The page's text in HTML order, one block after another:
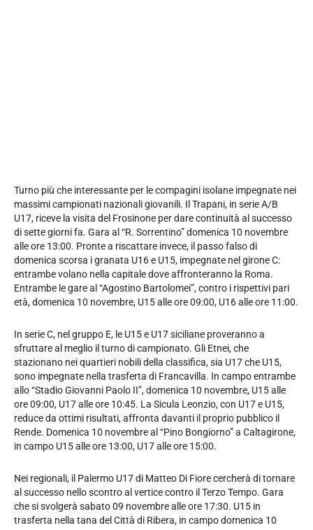
Turno più che interessante per le compagini isolane impegnate nei
massimi campionati nazionali giovanili. Il Trapani, in serie A/B
U17, riceve la visita del Frosinone per dare continuità al successo
di sette giorni fa. Gara al “R. Sorrentino” domenica 10 novembre
alle ore 13:00. Pronte a riscattare invece, il passo falso di
domenica scorsa i granata U16 e U15, impegnate nel girone C:
entrambe volano nella capitale dove affronteranno la Roma.
Entrambe le gare al “Agostino Bartolomei”, contro i rispettivi pari
età, domenica 10 novembre, U15 alle ore 09:00, U16 alle ore 11:00.
In serie C, nel gruppo E, le U15 e U17 siciliane proveranno a
sfruttare al meglio il turno di campionato. Gli Etnei, che
stazionano nei quartieri nobili della classifica, sia U17 che U15,
sono impegnate nella trasferta di Francavilla. In campo entrambe
allo “Stadio Giovanni Paolo II”, domenica 10 novembre, U15 alle
ore 09:00, U17 alle ore 10:45. La Sicula Leonzio, con U17 e U15,
reduce da ottimi risultati, affronta davanti il proprio pubblico il
Rende. Domenica 10 novembre al “Pino Bongiorno” a Caltagirone,
in campo U15 alle ore 13:00, U17 alle ore 15:00.
Nei regionali, il Palermo U17 di Matteo Di Fiore cercherà di tornare
al successo nello scontro al vertice contro il Terzo Tempo. Gara
che si svolgerà sabato 09 novembre alle ore 17:30. U15 in
trasferta nella tana del Città di Ribera, in campo domenica 10